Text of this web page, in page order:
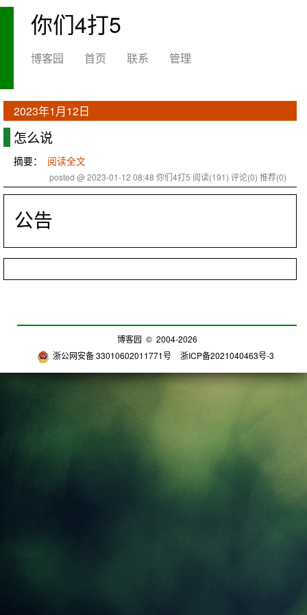
你们4打5
博客园 首页 联系 管理
2023年1月12日
怎么说
摘要： 阅读全文
posted @ 2023-01-12 08:48 你们4打5 阅读(191) 评论(0) 推荐(0)
公告
博客园 © 2004-2026
浙公网安备 33010602011771号
浙ICP备2021040463号-3